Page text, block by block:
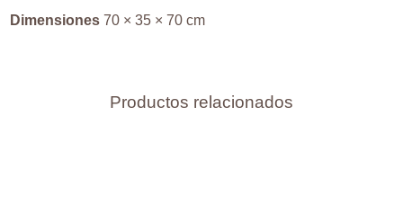
Dimensiones 70 × 35 × 70 cm
Productos relacionados